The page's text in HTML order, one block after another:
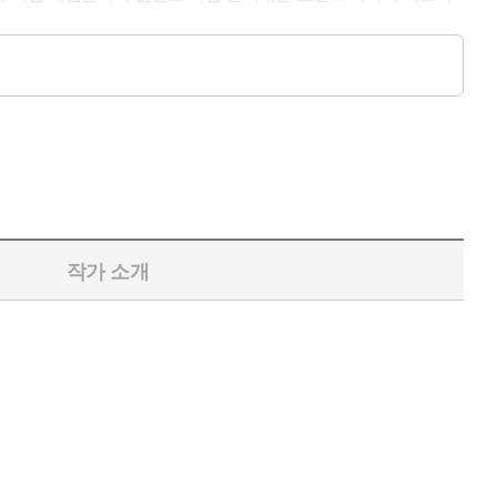
다룬다. 우리가 당연하게 여겨 온 ‘인과관계’의 틀이 사실 에
, 반복과 강조, 다채로운 농담까지 저자의 육성과 현장의 흐름
접 풀어내기 시작했다. ‘데이비드 호킨스 의식 수업’ 시리즈
생하게 확장해 나가는 한편, 이론이 깨달음의 실천으로 이어
지 않았다는 점에서, 본 시리즈는 오랫동안 영상에 머물러 있
시 집필 중이던 초기 저작들과 긴밀하게 맞닿아 있어, 『의
작가 소개